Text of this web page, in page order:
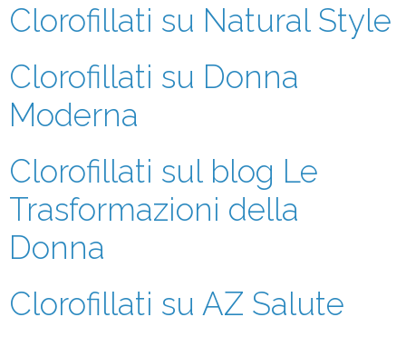
Clorofillati su Natural Style
Clorofillati su Donna
Moderna
Clorofillati sul blog Le
Trasformazioni della
Donna
Clorofillati su AZ Salute